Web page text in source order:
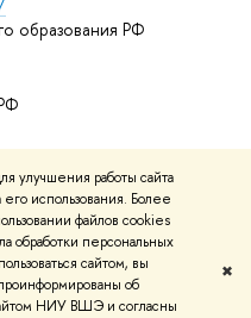
улучшения работы сайта
использования. Более
файлов cookies
обработки персональных
сайтом, вы
об
НИУ ВШЭ и согласны
✖
образования РФ
Условия
конфиденциальности